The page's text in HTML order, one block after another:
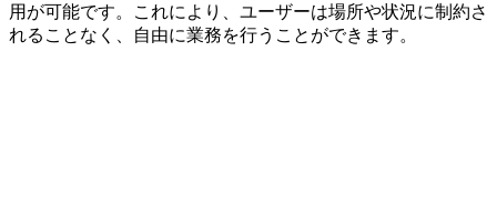
用が可能です。これにより、ユーザーは場所や状況に制約さ
れることなく、自由に業務を行うことができます。